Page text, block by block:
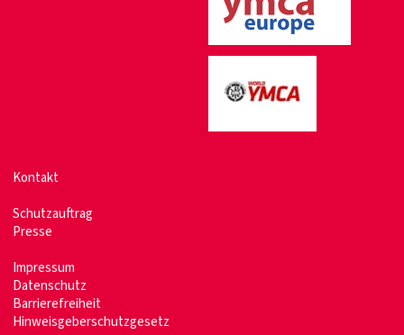
Kontakt
Schutzauftrag
Presse
Impressum
Datenschutz
Barrierefreiheit
Hinweisgeberschutzgesetz